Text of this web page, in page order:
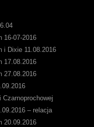
16-07-2016
i Dixie 11.08.2016
17.08.2016
27.08.2016
– relacja
20.09.2016